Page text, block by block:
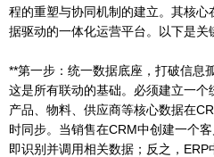
程的重塑与协同机制的建立。其核
据驱动的一体化运营平台。以下是关
**第一步：统一数据底座，打破信息
这是所有联动的基础。必须建立一个
产品、物料、供应商等核心数据在
时同步。当销售在CRM中创建一个
即识别并调用相关数据；反之，